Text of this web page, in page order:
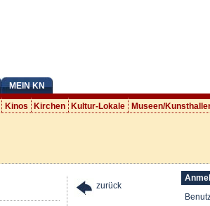
MEIN KN
Kinos Kirchen Kultur-Lokale Museen/
zurück